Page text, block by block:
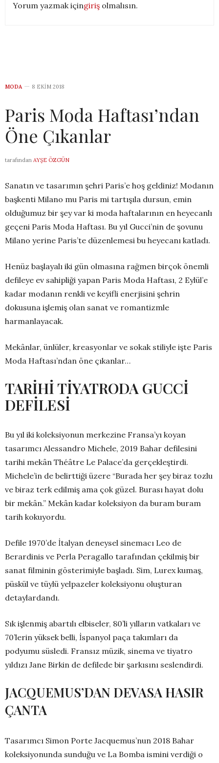
Yorum yazmak içingiriş olmalısın.
MODA 8 EKIM 2018
Paris Moda Haftası’ndan
Öne Çıkanlar
tarafından AYŞE ÖZGÜN
Sanatın ve tasarımın şehri Paris’e hoş geldiniz! Modanın
başkenti Milano mu Paris mi tartışıla dursun, emin
olduğumuz bir şey var ki moda haftalarının en heyecanlı
geçeni Paris Moda Haftası. Bu yıl Gucci’nin de şovunu
Milano yerine Paris’te düzenlemesi bu heyecanı katladı.
Henüz başlayalı iki gün olmasına rağmen birçok önemli
defileye ev sahipliği yapan Paris Moda Haftası, 2 Eylül’e
kadar modanın renkli ve keyifli enerjisini şehrin
dokusuna işlemiş olan sanat ve romantizmle
harmanlayacak.
Mekânlar, ünlüler, kreasyonlar ve sokak stiliyle işte Paris
Moda Haftası’ndan öne çıkanlar…
TARİHİ TİYATRODA GUCCİ
DEFİLESİ
Bu yıl iki koleksiyonun merkezine Fransa’yı koyan
tasarımcı Alessandro Michele, 2019 Bahar defilesini
tarihi mekân Théâtre Le Palace’da gerçekleştirdi.
Michele’in de belirttiği üzere “Burada her şey biraz tozlu
ve biraz terk edilmiş ama çok güzel. Burası hayat dolu
bir mekân.” Mekân kadar koleksiyon da buram buram
tarih kokuyordu.
Defile 1970’de İtalyan deneysel sinemacı Leo de
Berardinis ve Perla Peragallo tarafından çekilmiş bir
sanat filminin gösterimiyle başladı. Sim, Lurex kumaş,
püskül ve tüylü yelpazeler koleksiyonu oluşturan
detaylardandı.
Sık işlenmiş abartılı elbiseler, 80’li yılların vatkaları ve
70’lerin yüksek belli, İspanyol paça takımları da
podyumu süsledi. Fransız müzik, sinema ve tiyatro
yıldızı Jane Birkin de defilede bir şarkısını seslendirdi.
JACQUEMUS’DAN DEVASA HASIR
ÇANTA
Tasarımcı Simon Porte Jacquemus’nun 2018 Bahar
koleksiyonunda sunduğu ve La Bomba ismini verdiği o